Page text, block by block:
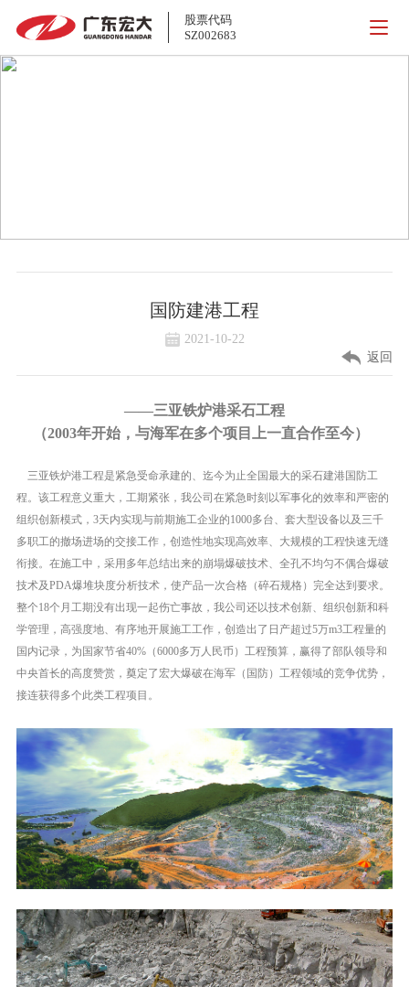
股票代码
SZ002683
国防建港工程
2021-10-22
返回
——三亚铁炉港采石工程
（2003年开始，与海军在多个项目上一直合作至今）
三亚铁炉港工程是紧急受命承建的、迄今为止全国最大的采石建港国防工
程。该工程意义重大，工期紧张，我公司在紧急时刻以军事化的效率和严密的
组织创新模式， 3天内实现与前期施工企业的1000多台、套大型设备以及三千
多职工的撤场进场的交接工作，创造性地实现高效率、大规模的工程快速无缝
衔接。在施工中，采用多年总结出来的崩塌爆破技术、全孔不均匀不偶合爆破
技术及PDA爆堆块度分析技术，使产品一次合格（碎石规格）完全达到要求。
整个18个月工期没有出现一起伤亡事故，我公司还以技术创新、组织创新和科
学管理，高强度地、有序地开展施工工作，创造出了日产超过5万m3工程量的
国内记录，为国家节省40%（6000多万人民币）工程预算，赢得了部队领导和
中央首长的高度赞赏，奠定了宏大爆破在海军（国防）工程领域的竞争优势，
接连获得多个此类工程项目。